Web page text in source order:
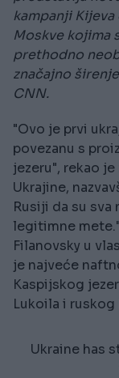
kampanji
Moskve kojima
prethodno
značajno
CNN.
"Ovo je prvi
povezanu s
jezeru", rekao
Ukrajine,
Rusiji da su sva
legitimne
Filanovsky u
je najveće
Kaspijskog
Lukoila i
Ukraine has